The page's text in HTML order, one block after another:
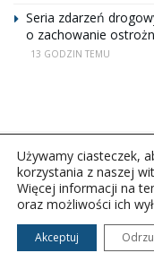
Seria zdarzeń
o zachowanie
13 GODZIN TEMU
Copyright ©
Wszelkie prawa
Używamy ciasteczek,
korzystania z naszej
Więcej informacji na
oraz możliwości ich
Akceptuj